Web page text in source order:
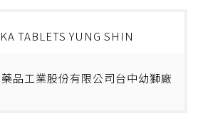
TABLETS YUNG SHIN
品工業股份有限公司台中幼獅廠